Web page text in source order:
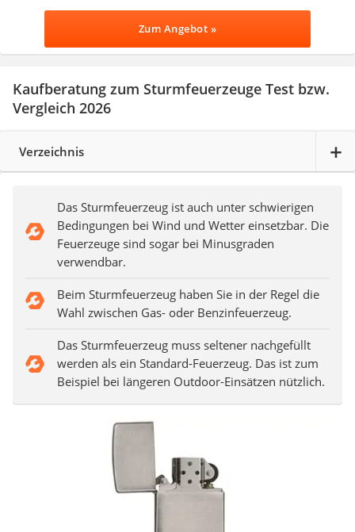
Zum Angebot »
Kaufberatung zum Sturmfeuerzeuge Test bzw.
Vergleich 2026
Verzeichnis
Das Sturmfeuerzeug ist auch unter schwierigen
Bedingungen bei Wind und Wetter einsetzbar. Die
Feuerzeuge sind sogar bei Minusgraden
verwendbar.
Beim Sturmfeuerzeug haben Sie in der Regel die
Wahl zwischen Gas- oder Benzinfeuerzeug.
Das Sturmfeuerzeug muss seltener nachgefüllt
werden als ein Standard-Feuerzeug. Das ist zum
Beispiel bei längeren Outdoor-Einsätzen nützlich.